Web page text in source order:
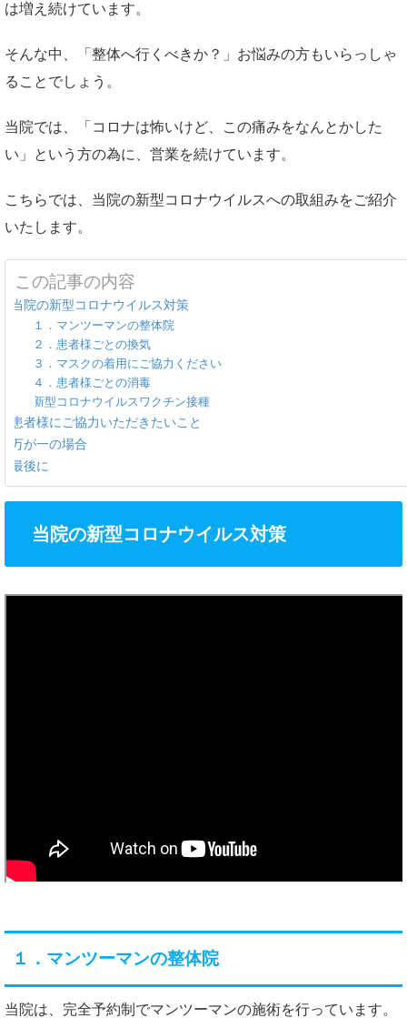
は増え続けています。
そんな中、「整体へ行くべきか？」お悩みの方もいらっしゃ
ることでしょう。
当院では、「コロナは怖いけど、この痛みをなんとかした
い」という方の為に、営業を続けています。
こちらでは、当院の新型コロナウイルスへの取組みをご紹介
いたします。
この記事の内容
当院の新型コロナウイルス対策
１．マンツーマンの整体院
２．患者様ごとの換気
３．マスクの着用にご協力ください
４．患者様ごとの消毒
新型コロナウイルスワクチン接種
患者様にご協力いただきたいこと
万が一の場合
最後に
当院の新型コロナウイルス対策
１．マンツーマンの整体院
当院は、完全予約制でマンツーマンの施術を行っています。